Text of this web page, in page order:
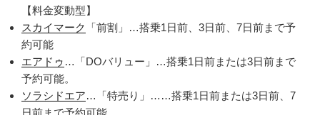
【料金変動型】
スカイマーク
「前割」…搭乗1日前、3日前、7日前まで予
約可能
エアドゥ …「DOバリュー」…搭乗1日前または3日前まで
予約可能。
ソラシドエア…「特売り」……搭乗1日前または3日前、7
日前まで予約可能